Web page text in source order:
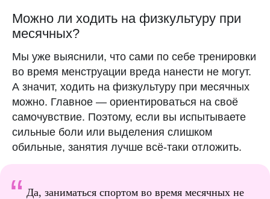
Можно ли ходить на физкультуру при
месячных?
Мы уже выяснили, что сами по себе тренировки
во время менструации вреда нанести не могут.
А значит, ходить на физкультуру при месячных
можно. Главное — ориентироваться на своё
самочувствие. Поэтому, если вы испытываете
сильные боли или выделения слишком
обильные, занятия лучше всё-таки отложить.
Да, заниматься спортом во время месячных не